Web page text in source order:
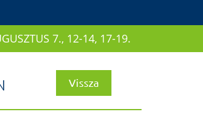
7., 12-14, 17-19.
Vissza